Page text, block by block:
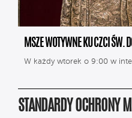
MSZE WOTYWNE KU CZCI ŚW.
W każdy wtorek o 9:00 w
STANDARDY OCHRONY